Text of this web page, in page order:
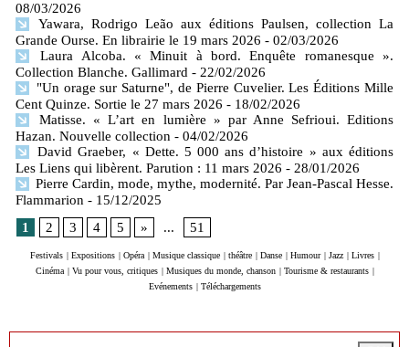
08/03/2026
Yawara, Rodrigo Leão aux éditions Paulsen, collection La
Grande Ourse. En librairie le 19 mars 2026 - 02/03/2026
Laura Alcoba. « Minuit à bord. Enquête romanesque ».
Collection Blanche. Gallimard - 22/02/2026
"Un orage sur Saturne", de Pierre Cuvelier. Les Éditions Mille
Cent Quinze. Sortie le 27 mars 2026 - 18/02/2026
Matisse. « L’art en lumière » par Anne Sefrioui. Editions
Hazan. Nouvelle collection - 04/02/2026
David Graeber, « Dette. 5 000 ans d’histoire » aux éditions
Les Liens qui libèrent. Parution : 11 mars 2026 - 28/01/2026
Pierre Cardin, mode, mythe, modernité. Par Jean-Pascal Hesse.
Flammarion - 15/12/2025
1
2 3 4 5 » ... 51
Festivals Expositions Opéra Musique classique théâtre Danse Humour Jazz Livres
Cinéma
Vu pour vous, critiques Musiques du monde, chanson Tourisme & restaurants
Evénements
Téléchargements